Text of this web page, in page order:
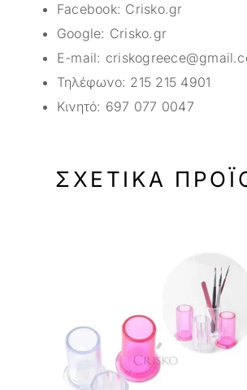
Facebook: Crisko.gr
Google: Crisko.gr
E-mail:
Τηλέφωνο: 215 215 4901
Κινητό: 697 077 0047
ΣΧΕΤΙΚΆ